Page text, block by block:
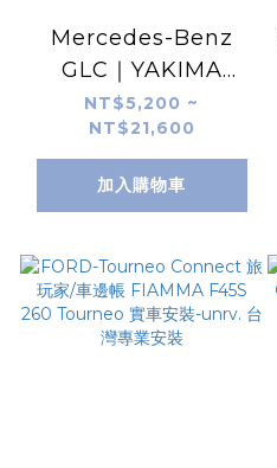
Mercedes-Benz
GLC｜YAKIMA
OverNOut 270 車邊
帳 扇形帳 蝙蝠帳 實裝
案例｜unrv.台灣專業
安裝
NT$5,200 ~
NT$21,600
加入購物車